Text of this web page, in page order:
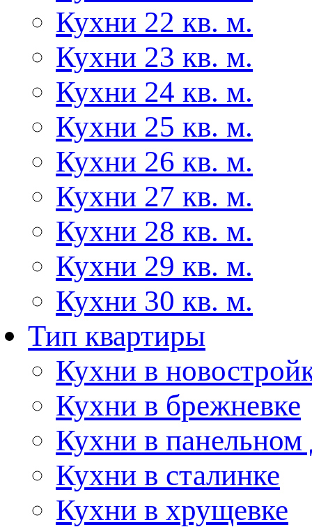
Кухни 22 кв. м.
Кухни 23 кв. м.
Кухни 24 кв. м.
Кухни 25 кв. м.
Кухни 26 кв. м.
Кухни 27 кв. м.
Кухни 28 кв. м.
Кухни 29 кв. м.
Кухни 30 кв. м.
Тип квартиры
Кухни в
Кухни в брежневке
Кухни в панельном
Кухни в сталинке
Кухни в хрущевке